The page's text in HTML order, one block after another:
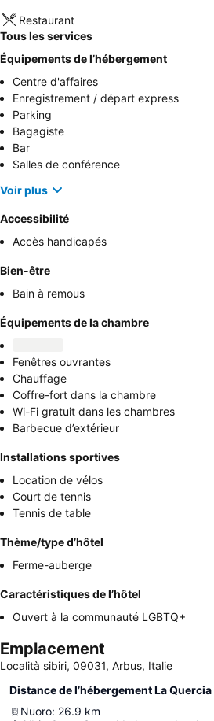
Restaurant
Tous les services
Équipements de l’hébergement
Centre d'affaires
Enregistrement / départ express
Parking
Bagagiste
Bar
Salles de conférence
Voir plus
Accessibilité
Accès handicapés
Bien-être
Bain à remous
Équipements de la chambre
Fenêtres ouvrantes
Chauffage
Coffre-fort dans la chambre
Wi-Fi gratuit dans les chambres
Barbecue d’extérieur
Installations sportives
Location de vélos
Court de tennis
Tennis de table
Thème/type d’hôtel
Ferme-auberge
Caractéristiques de l’hôtel
Ouvert à la communauté LGBTQ+
Emplacement
Località sibiri, 09031, Arbus, Italie
Distance de l’hébergement La Quercia
Nuoro: 26.9 km